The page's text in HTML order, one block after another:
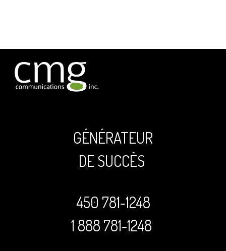
GÉNÉRATEUR
DE SUCCÈS
450 781-1248
1 888 781-1248